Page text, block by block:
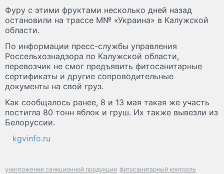
Фуру с этими фруктами несколько дней назад
остановили на трассе М№ «Украина» в Калужской
области.
По информации пресс-службы управления
Россельхознадзора по Калужской области,
перевозчик не смог предъявить фитосанитарные
сертификаты и другие сопроводительные
документы на свой груз.
Как сообщалось ранее, 8 и 13 мая такая же участь
постигла 80 тонн яблок и груш. Их также вывезли из
Белоруссии.
kgvinfo.ru
уничтожение санкционной продукции фитосанитарный контроль